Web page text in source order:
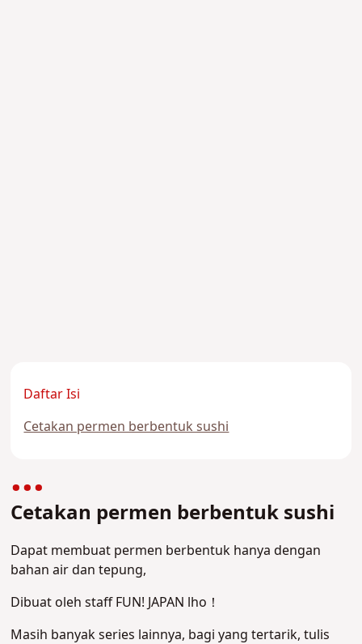
Daftar Isi
Cetakan permen berbentuk sushi
Cetakan permen berbentuk sushi
Dapat membuat permen berbentuk hanya dengan
bahan air dan tepung,
Dibuat oleh staff FUN! JAPAN lho！
Masih banyak series lainnya, bagi yang tertarik,tulis